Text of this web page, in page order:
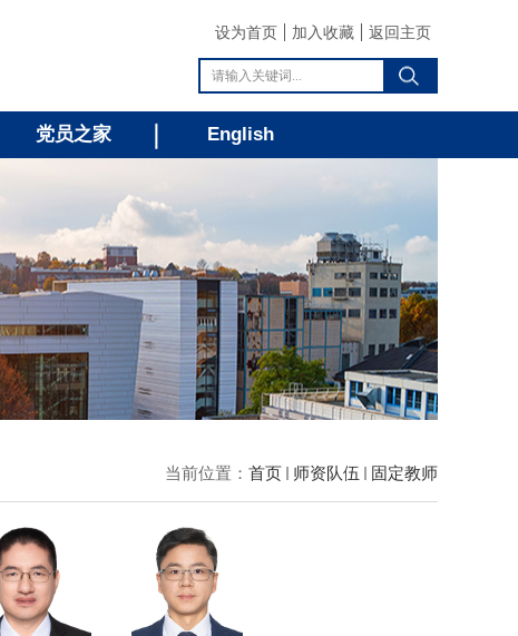
设为首页 加入收藏 返回主页
党员之家 English
当前位置： 首页 师资队伍 固定教师